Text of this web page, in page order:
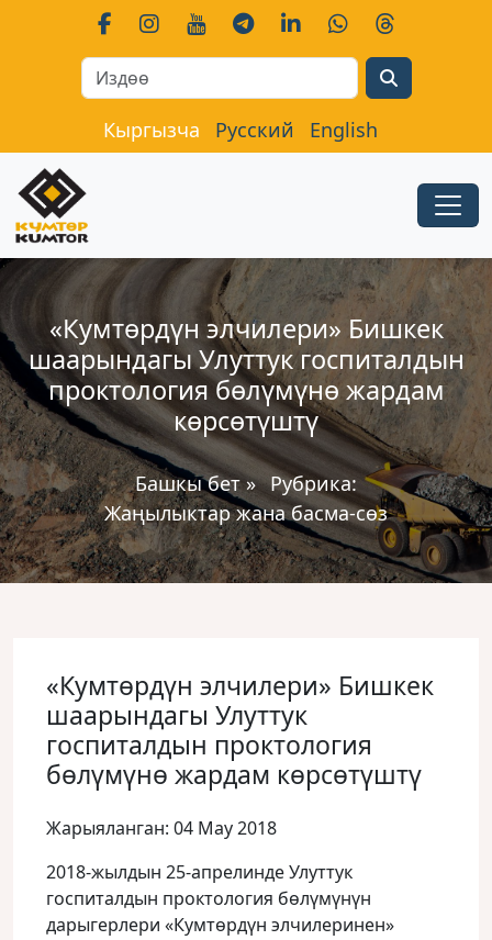
Кыргызча Русский English
«Кумтөрдүн элчилери» Бишкек
шаарындагы Улуттук госпиталдын
проктология бөлүмүнө жардам
көрсөтүштү
Башкы бет» Рубрика:
Жаңылыктар жана басма-сөз
«Кумтөрдүн элчилери» Бишкек
шаарындагы Улуттук
госпиталдын проктология
бөлүмүнө жардам көрсөтүштү
Жарыяланган: 04 May 2018
2018-жылдын 25-апрелинде Улуттук
госпиталдын проктология бөлүмүнүн
дарыгерлери «Кумтөрдүн элчилеринен»